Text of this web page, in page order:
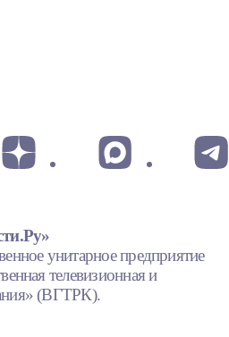
унитарное предприятие
телевизионная и
(ВГТРК).